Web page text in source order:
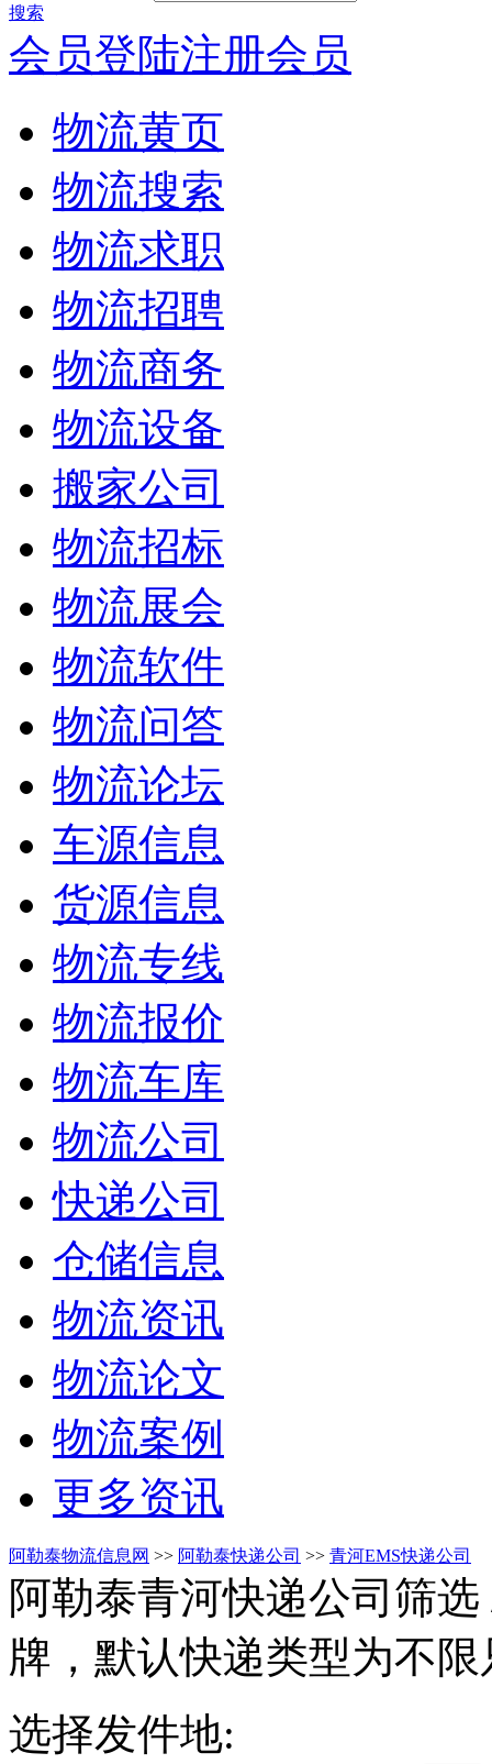
搜索
会员登陆注册会员
物流黄页
物流搜索
物流求职
物流招聘
物流商务
物流设备
搬家公司
物流招标
物流展会
物流软件
物流问答
物流论坛
车源信息
货源信息
物流专线
物流报价
物流车库
物流公司
快递公司
仓储信息
物流资讯
物流论文
物流案例
更多资讯
阿勒泰物流信息网 >> 阿勒泰快递公司 >> 青河EMS快递公司
阿勒泰青河快递公司筛选
牌，默认快递类型为不
选择发件地: